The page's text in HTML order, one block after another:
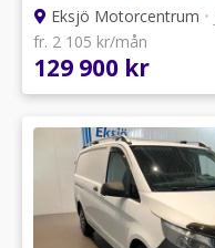
Eksjö Motorcentrum •
fr. 2 105 kr/mån
129 900 kr